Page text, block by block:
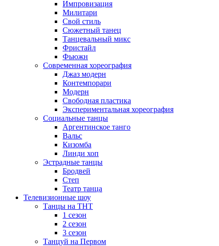
Импровизация
Милитари
Свой стиль
Сюжетный танец
Танцевальный микс
Фристайл
Фьюжн
Современная хореография
Джаз модерн
Контемпорари
Модерн
Свободная пластика
Экспериментальная хореография
Социальные танцы
Аргентинское танго
Вальс
Кизомба
Линди хоп
Эстрадные танцы
Бродвей
Степ
Театр танца
Телевизионные шоу
Танцы на ТНТ
1 сезон
2 сезон
3 сезон
Танцуй на Первом